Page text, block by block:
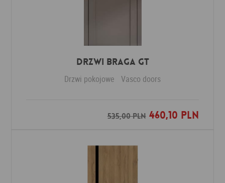
Drzwi Braga GT
Drzwi pokojowe Vasco doors
535,00 PLN460,10 PLN
Dodaj do ulubionych